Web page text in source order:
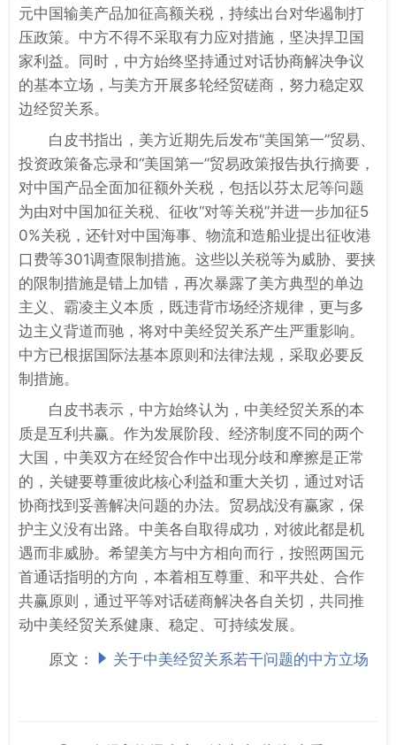
元中国输美产品加征高额关税，持续出台对华遏制打
压政策。中方不得不采取有力应对措施，坚决捍卫国
家利益。同时，中方始终坚持通过对话协商解决争议
的基本立场，与美方开展多轮经贸磋商，努力稳定双
边经贸关系。
白皮书指出，美方近期先后发布“美国第一”贸易、
投资政策备忘录和“美国第一”贸易政策报告执行摘要，
对中国产品全面加征额外关税，包括以芬太尼等问题
为由对中国加征关税、征收“对等关税”并进一步加征5
0%关税，还针对中国海事、物流和造船业提出征收港
口费等301调查限制措施。这些以关税等为威胁、要挟
的限制措施是错上加错，再次暴露了美方典型的单边
主义、霸凌主义本质，既违背市场经济规律，更与多
边主义背道而驰，将对中美经贸关系产生严重影响。
中方已根据国际法基本原则和法律法规，采取必要反
制措施。
白皮书表示，中方始终认为，中美经贸关系的本
质是互利共赢。作为发展阶段、经济制度不同的两个
大国，中美双方在经贸合作中出现分歧和摩擦是正常
的，关键要尊重彼此核心利益和重大关切，通过对话
协商找到妥善解决问题的办法。贸易战没有赢家，保
护主义没有出路。中美各自取得成功，对彼此都是机
遇而非威胁。希望美方与中方相向而行，按照两国元
首通话指明的方向，本着相互尊重、和平共处、合作
共赢原则，通过平等对话磋商解决各自关切，共同推
动中美经贸关系健康、稳定、可持续发展。
原文：
关于中美经贸关系若干问题的中方立场